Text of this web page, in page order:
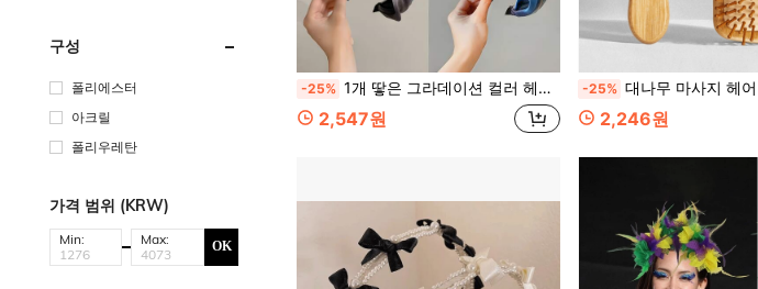
구성
폴리에스터
아크릴
폴리우레탄
가격 범위 (KRW)
Min: Max: OK
-25% 1개 땋은 그라데이션 컬러 헤드밴드, 패션 고급 와이드 챙 헤어 후프, 헤드 피스 헤어밴드 헤드 액세서리 뷰티 홈 헤어 액세서리
2,547원
-25% 대나무 마사지 헤어 브러시, 넓은 나무 브러시 보드, 원목 빗, 직모와 곱슬머리 스타일
2,246원